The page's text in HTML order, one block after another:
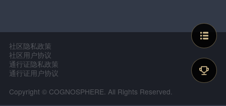
社区隐私政策
社区用户协议
通行证隐私政策
通行证用户协议
Copyright © COGNOSPHERE. All Rights Reserved.